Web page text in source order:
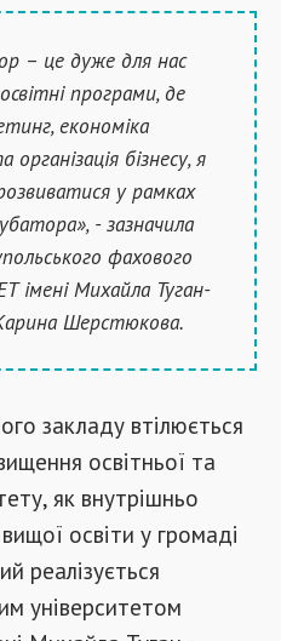
– це дуже для нас
програми, де
економіка
бізнесу, я
у рамках
- зазначила
фахового
імені Михайла Туган-
Шерстюкова.
закладу втілюється
освітньої та
як внутрішньо
освіти у громаді
реалізується
університетом